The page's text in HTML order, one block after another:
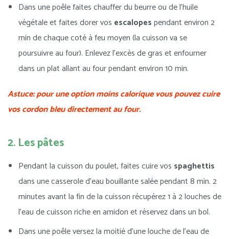
Dans une poêle faites chauffer du beurre ou de l’huile
végétale et faites dorer vos escalopespendant environ 2
min de chaque coté à feu moyen (la cuisson va se
poursuivre au four). Enlevez l’excès de gras et enfourner
dans un plat allant au four pendant environ 10 min.
Astuce: pour une option moins calorique vous pouvez cuire
vos cordon bleu directement au four.
2. Les pâtes
Pendant la cuisson du poulet, faites cuire vos spaghettis
dans une casserole d’eau bouillante salée pendant 8 min. 2
minutes avant la fin de la cuisson récupérez 1 à 2 louches de
l’eau de cuisson riche en amidon et réservez dans un bol.
Dans une poêle versez la moitié d’une louche de l’eau de